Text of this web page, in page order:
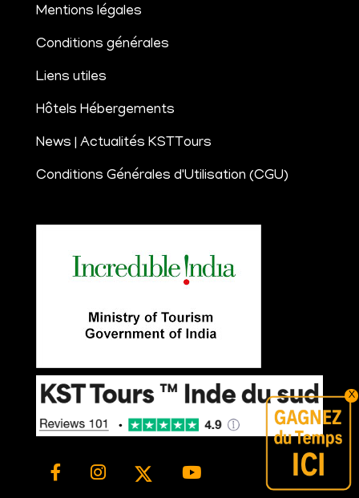
X
Mentions légales
Conditions générales
Liens utiles
Hôtels Hébergements
News | Actualités KSTTours
Conditions Générales d'Utilisation (CGU)